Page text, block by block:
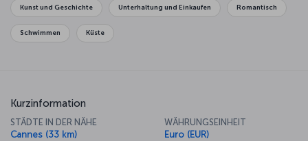
remember your trip by.
Kunst und Geschichte Unterhaltung und Einkaufen Romantisch
Schwimmen Küste
Kurzinformation
STÄDTE IN DER NÄHE
Cannes (33 km)
WÄHRUNGSEINHEIT
Euro (EUR)